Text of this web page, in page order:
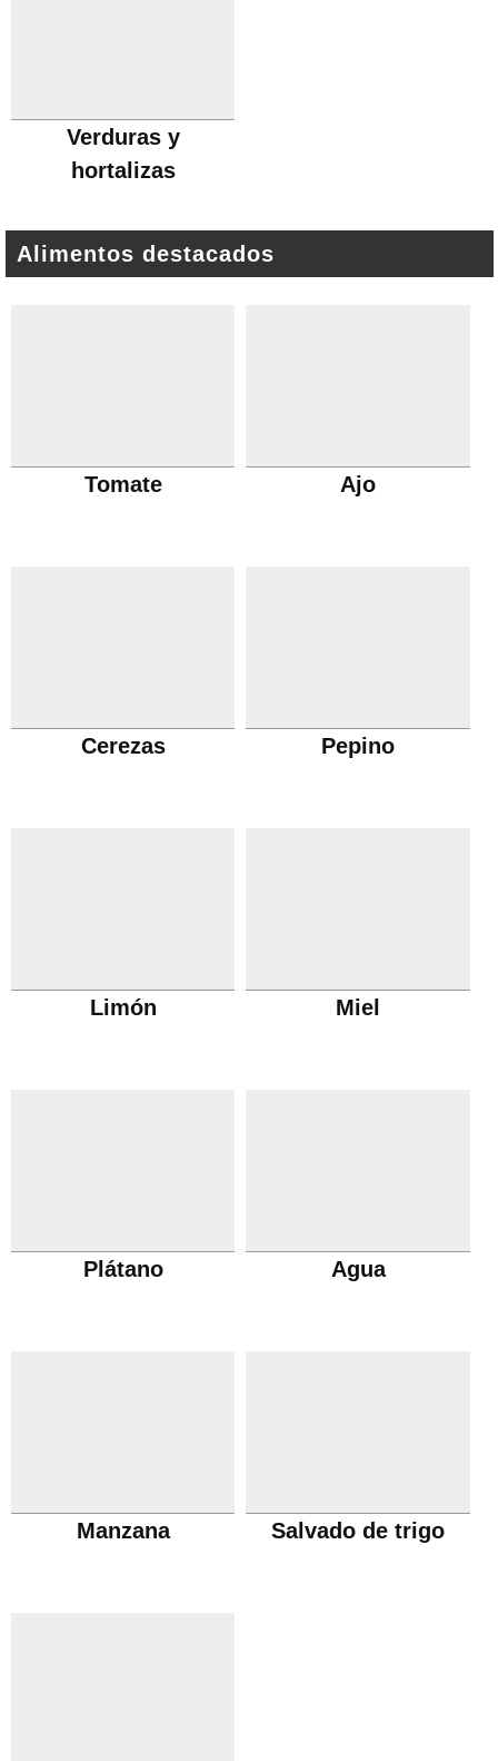
Verduras y
hortalizas
Alimentos destacados
Tomate Ajo
Cerezas Pepino
Limón Miel
Plátano Agua
Manzana Salvado de trigo